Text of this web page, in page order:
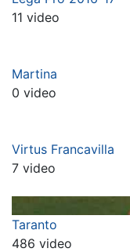
11 video
Martina
0 video
Virtus Francavilla
7 video
Taranto
486 video